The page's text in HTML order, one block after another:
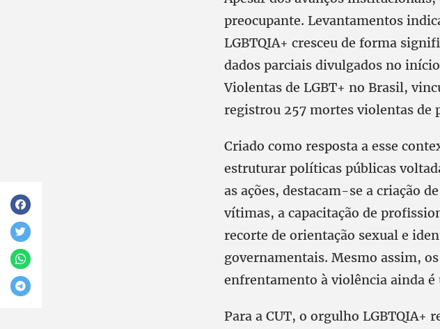
preocupante. Levantamentos
LGBTQIA+ cresceu de forma
dados parciais divulgados no
Violentas de LGBT+ no Brasil,
registrou 257 mortes violentas de
Criado como resposta a esse
estruturar políticas públicas
as ações, destacam-se a criação
vítimas, a capacitação de
recorte de orientação sexual e
governamentais. Mesmo assim,
enfrentamento à violência ainda é
Para a CUT, o orgulho LGBTQIA+